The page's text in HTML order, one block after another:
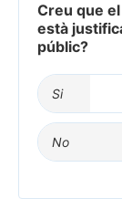
Creu que
està
públic?
Si
No